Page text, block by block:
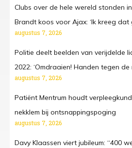
Clubs over de hele wereld stonden
Brandt koos voor Ajax: ‘Ik kreeg dat
augustus 7, 2026
Politie deelt beelden van verijdelde
2022: ‘Omdraaien! Handen tegen de
augustus 7, 2026
Patiënt Mentrum houdt
nekklem bij ontsnappingspoging
augustus 7, 2026
Davy Klaassen viert jubileum: “400